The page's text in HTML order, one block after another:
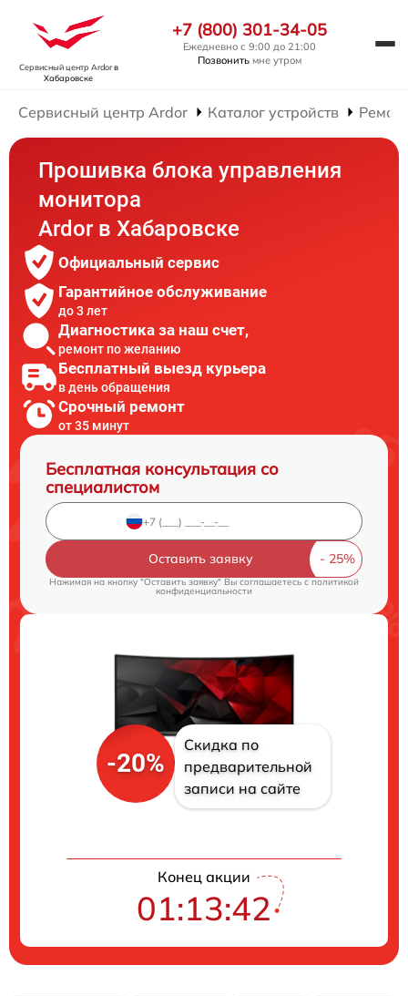
Сервисный центр Ardorв
Хабаровске
+7 (800) 301-34-05
Ежедневно с 9:00 до 21:00
Позвонить мне утром
Сервисный центр Ardor Каталог устройств
Прошивка блока управления
монитора
Ardor в Хабаровске
Официальный сервис
Гарантийное обслуживание
до 3 лет
Диагностика за наш счет,
ремонт по желанию
Бесплатный выезд курьера
в день обращения
Срочный ремонт
от 35 минут
Бесплатная консультация со
специалистом
Оставить заявку
Нажимая на кнопку "Оставить заявку" Вы соглашаетесь cполитикой
конфиденциальности
-20%
Скидка по
предварительной
записи на сайте
Конец акции
01:13:42